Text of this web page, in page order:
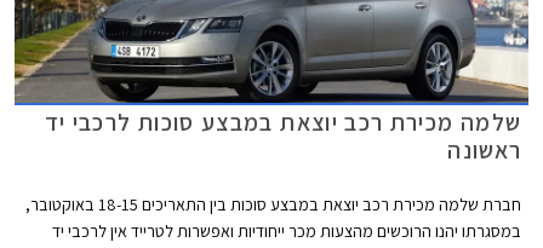
שלמה מכירת רכב יוצאת במבצע סוכות לרכבי יד
ראשונה
חברת שלמה מכירת רכב יוצאת במבצע סוכות בין התאריכים 18-15 באוקטובר,
במסגרתו יהנו הרוכשים מהצעות מכר ייחודיות ואפשרות לטרייד אין לרכבי יד